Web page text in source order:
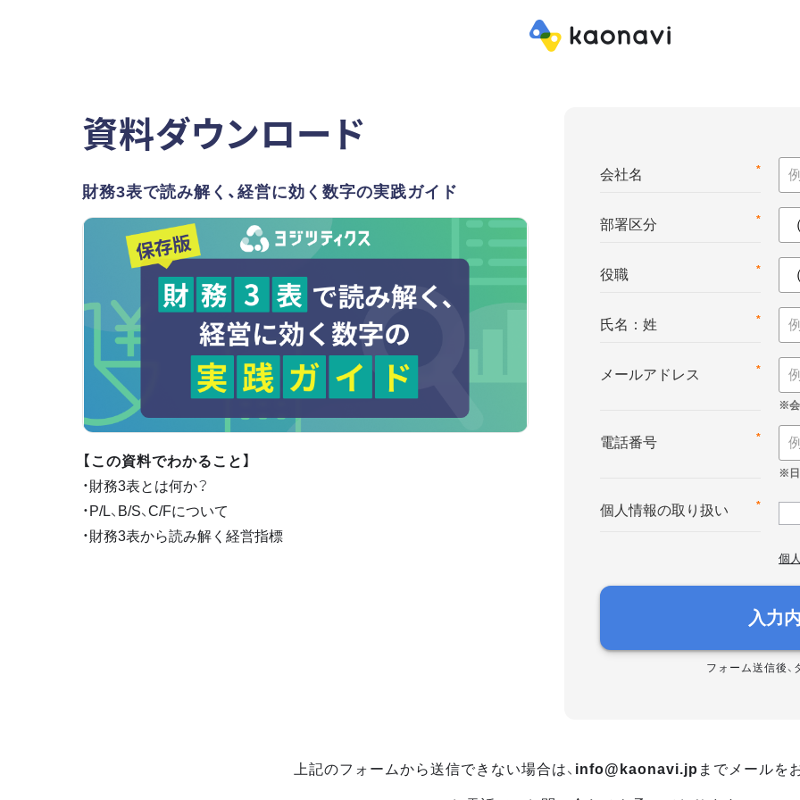
資料ダウンロード
財務3表で読み解く、経営に効く数字の実践ガイド
【この資料でわかること】
・財務3表とは何か？
・P/L、B/S、C/Fについて
・財務3表から読み解く経営指標
*
会社名
*
部署区分
*
役職
*
氏名：姓
*
メールアドレス
*
電話番号
*
個人情報の取り扱い
個
入力
フォーム送信後
上記のフォームから送信できない場合は、 info@kaonavi.jp までメールを